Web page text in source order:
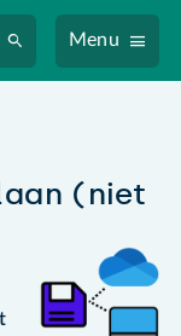
Menu
(niet